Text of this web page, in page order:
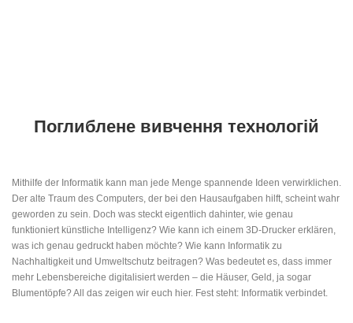
Поглиблене вивчення технологій
Mithilfe der Informatik kann man jede Menge spannende Ideen verwirklichen.
Der alte Traum des Computers, der bei den Hausaufgaben hilft, scheint wahr
geworden zu sein. Doch was steckt eigentlich dahinter, wie genau
funktioniert künstliche Intelligenz? Wie kann ich einem 3D-Drucker erklären,
was ich genau gedruckt haben möchte? Wie kann Informatik zu
Nachhaltigkeit und Umweltschutz beitragen? Was bedeutet es, dass immer
mehr Lebensbereiche digitalisiert werden – die Häuser, Geld, ja sogar
Blumentöpfe? All das zeigen wir euch hier. Fest steht: Informatik verbindet.